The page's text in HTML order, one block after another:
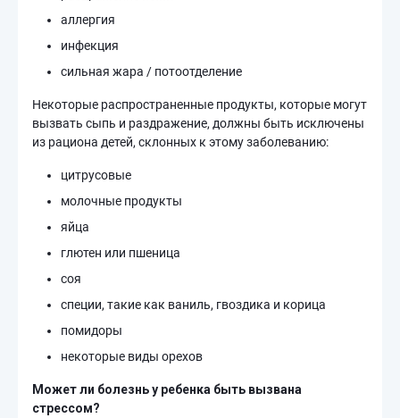
аллергия
инфекция
сильная жара / потоотделение
Некоторые распространенные продукты, которые могут
вызвать сыпь и раздражение, должны быть исключены
из рациона детей, склонных к этому заболеванию:
цитрусовые
молочные продукты
яйца
глютен или пшеница
соя
специи, такие как ваниль, гвоздика и корица
помидоры
некоторые виды орехов
Может ли болезнь у ребенка быть вызвана
стрессом?